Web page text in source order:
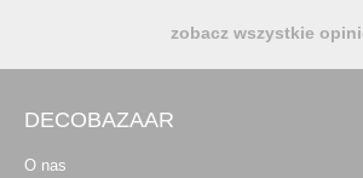
zobacz wszystkie
DECOBAZAAR
O nas